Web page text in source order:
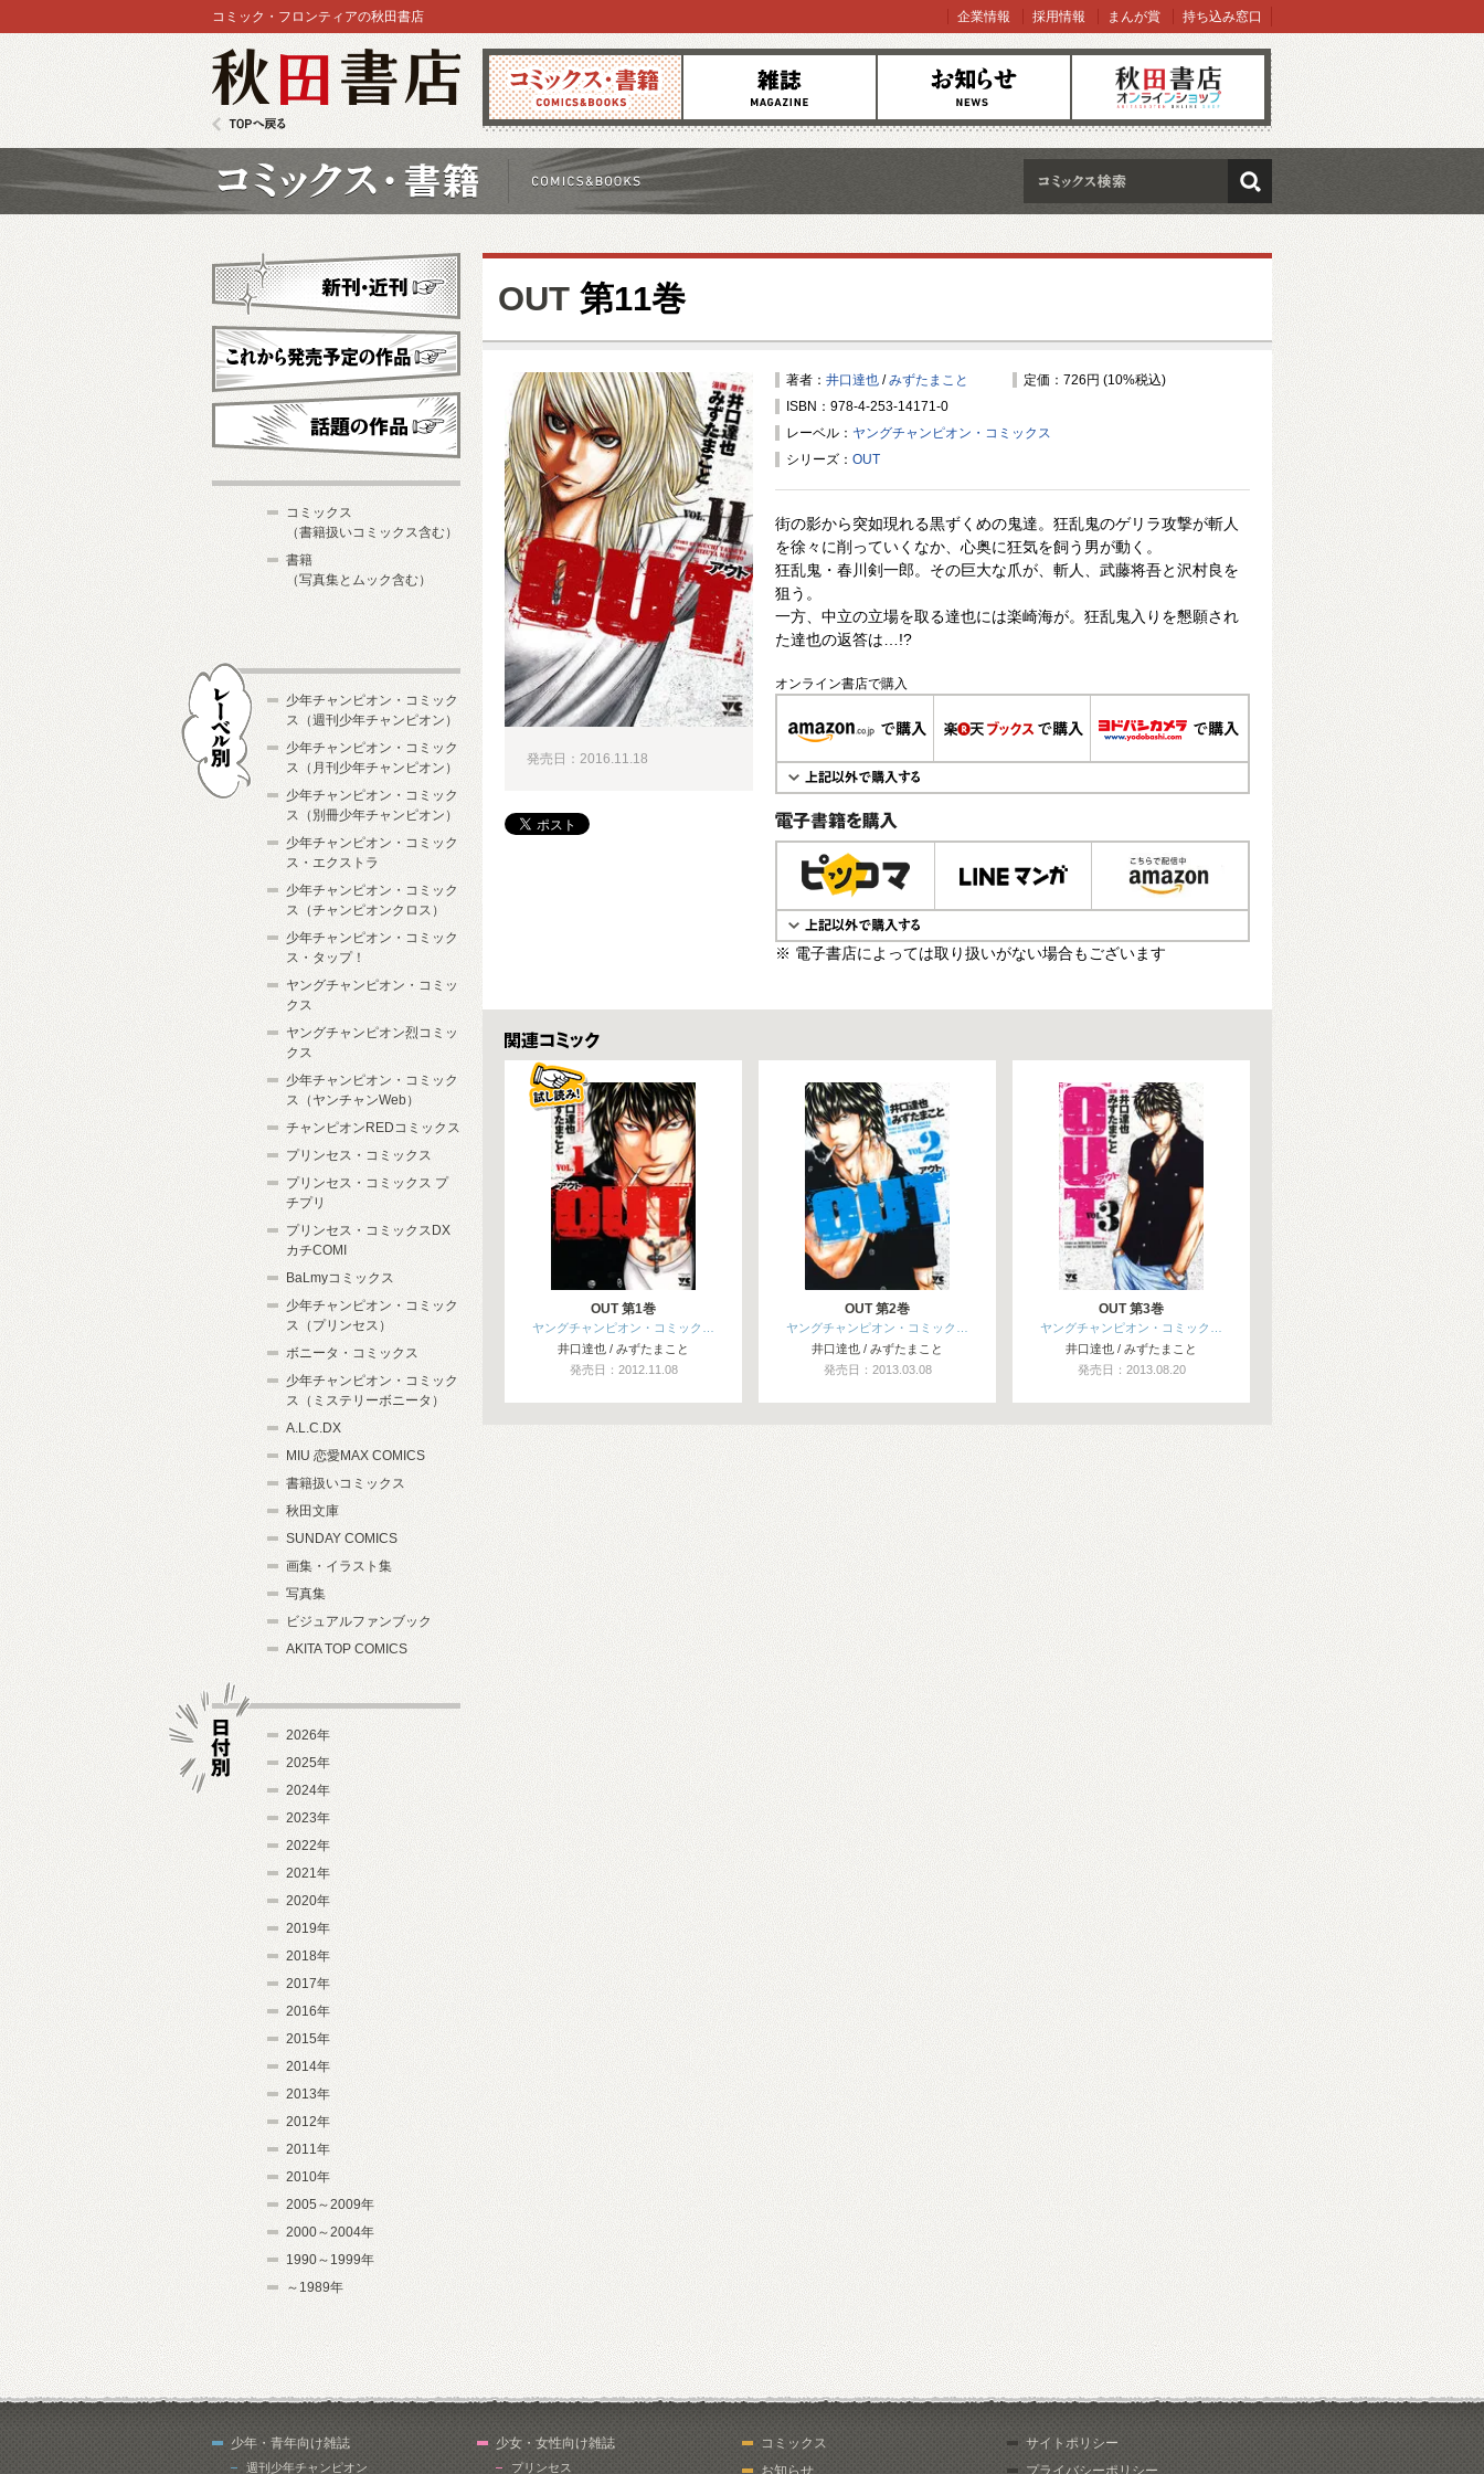
コミックス 雑誌 お知らせ オンラインショップ
コミック・フロンティアの秋田書店 企業情報 採用情報 まんが賞 持ち込み窓口
検索
OUT 第11巻
著者： 井口達也 /みずたまこと
定価：726円 (10%税込)
ISBN：978-4-253-14171-0
レーベル： ヤングチャンピオン・コミックス
シリーズ： OUT
街の影から突如現れる黒ずくめの鬼達。狂乱鬼のゲリラ攻撃が斬人
を徐々に削っていくなか、心奥に狂気を飼う男が動く。
狂乱鬼・春川剣一郎。その巨大な爪が、斬人、武藤将吾と沢村良を
狙う。
一方、中立の立場を取る達也には楽崎海が。狂乱鬼入りを懇願され
た達也の返答は…!?
オンライン書店で購入
電子書籍で購入
※ 電子書店によっては取り扱いがない場合もございます
発売日：2016.11.18
関連コミックス
OUT 第1巻
ヤングチャンピオン・コミック…
井口達也 / みずたまこと
発売日：2012.11.08
OUT 第2巻
ヤングチャンピオン・コミック…
井口達也 / みずたまこと
発売日：2013.03.08
OUT 第3巻
ヤングチャンピオン・コミック…
井口達也 / みずたまこと
発売日：2013.08.20
新刊・近刊
これから発売予定
コミックス
（書籍扱いコミックス含む）
書籍
（写真集とムック含む）
少年チャンピオン・コミック
ス（週刊少年チャンピオン）
少年チャンピオン・コミック
ス（月刊少年チャンピオン）
少年チャンピオン・コミック
ス（別冊少年チャンピオン）
少年チャンピオン・コミック
ス・エクストラ
少年チャンピオン・コミック
ス（チャンピオンクロス）
少年チャンピオン・コミック
ス・タップ！
ヤングチャンピオン・コミッ
クス
ヤングチャンピオン烈コミッ
クス
少年チャンピオン・コミック
ス（ヤンチャンWeb）
チャンピオンREDコミックス
プリンセス・コミックス
プリンセス・コミックス プ
チプリ
プリンセス・コミックスDX
カチCOMI
BaLmyコミックス
少年チャンピオン・コミック
ス（プリンセス）
ボニータ・コミックス
少年チャンピオン・コミック
ス（ミステリーボニータ）
A.L.C.DX
MIU 恋愛MAX COMICS
書籍扱いコミックス
秋田文庫
SUNDAY COMICS
画集・イラスト集
写真集
ビジュアルファンブック
AKITA TOP COMICS
2026年
2025年
2024年
2023年
2022年
2021年
2020年
2019年
2018年
2017年
2016年
2015年
2014年
2013年
2012年
2011年
2010年
2005～2009年
2000～2004年
1990～1999年
～1989年
少年・青年向け雑誌
週刊少年チャンピオン
少女・女性向け雑誌
プリンセス
コミックス
お知らせ
サイトポリシー
プライバシーポリシー